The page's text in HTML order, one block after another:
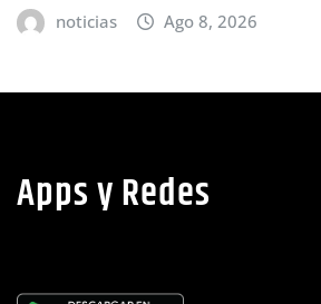
Ago 8, 2026
Apps y Redes